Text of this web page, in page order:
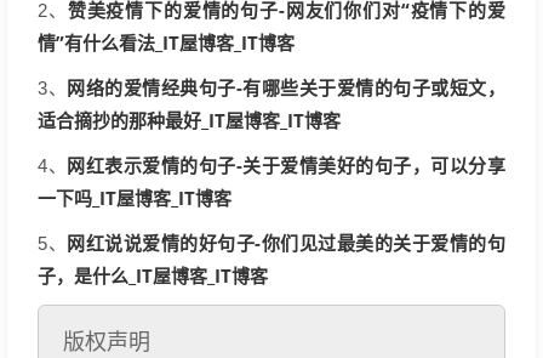
2、 赞美疫情下的爱情的句子-网友们你们对“疫情下的爱
情”有什么看法_IT屋博客_IT博客
3、 网络的爱情经典句子-有哪些关于爱情的句子或短文，
适合摘抄的那种最好_IT屋博客_IT博客
4、 网红表示爱情的句子-关于爱情美好的句子，可以分享
一下吗_IT屋博客_IT博客
5、 网红说说爱情的好句子-你们见过最美的关于爱情的句
子，是什么_IT屋博客_IT博客
版权声明